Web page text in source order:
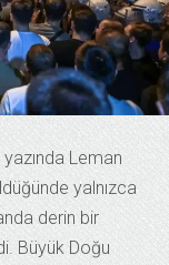
Leman
yalnızca
derin bir
Büyük Doğu